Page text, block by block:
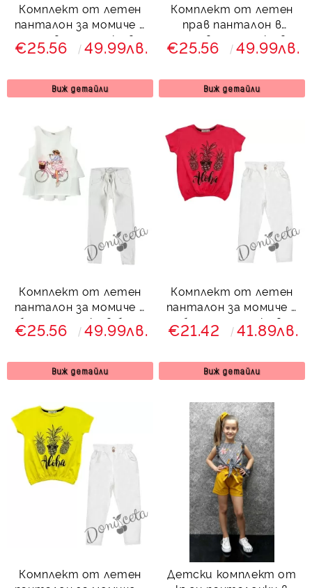
Комплект от летен
панталон за момиче в
розово с туника в
бяло
€25.56 49.99лв.
Виж детайли
Комплект от летен
прав панталон в
розово с туника в
бяло
€25.56 49.99лв.
Виж детайли
Комплект от летен
панталон за момиче в
бяло с туника в бяло
€25.56 49.99лв.
Виж детайли
Комплект от летен
панталон за момиче в
бяло с тениска в
циклама
€21.42 41.89лв.
Виж детайли
Комплект от летен
Детски комплект от